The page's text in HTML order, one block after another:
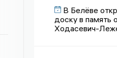
В Белёве
доску в память
Ходасевич-